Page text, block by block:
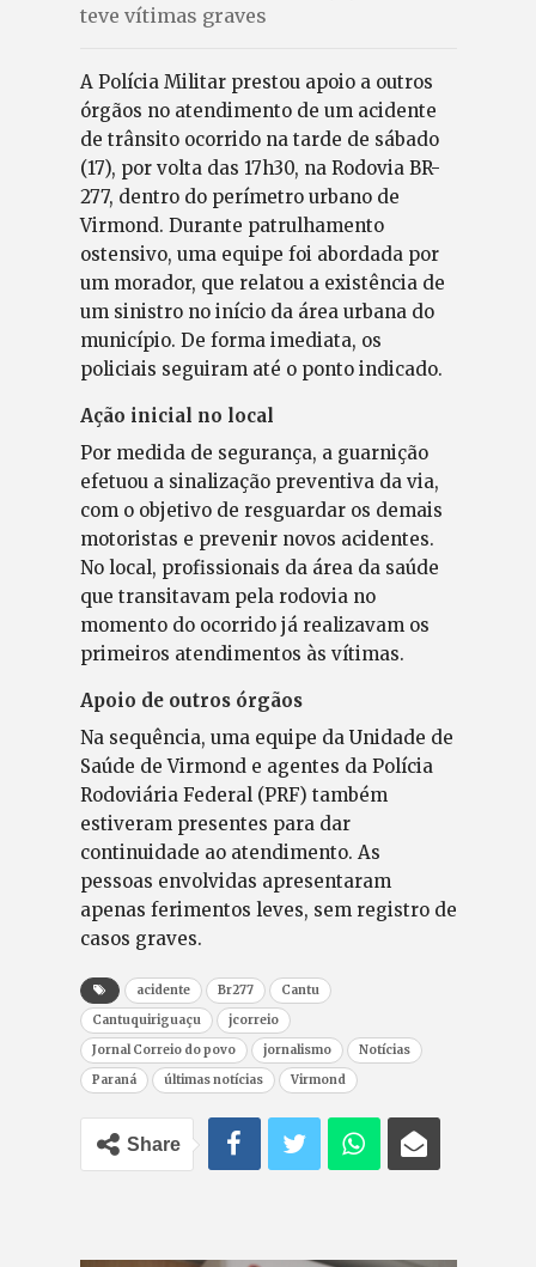
teve vítimas graves
A Polícia Militar prestou apoio a outros
órgãos no atendimento de um acidente
de trânsito ocorrido na tarde de sábado
(17), por volta das 17h30, na Rodovia BR-
277, dentro do perímetro urbano de
Virmond. Durante patrulhamento
ostensivo, uma equipe foi abordada por
um morador, que relatou a existência de
um sinistro no início da área urbana do
município. De forma imediata, os
policiais seguiram até o ponto indicado.
Ação inicial no local
Por medida de segurança, a guarnição
efetuou a sinalização preventiva da via,
com o objetivo de resguardar os demais
motoristas e prevenir novos acidentes.
No local, profissionais da área da saúde
que transitavam pela rodovia no
momento do ocorrido já realizavam os
primeiros atendimentos às vítimas.
Apoio de outros órgãos
Na sequência, uma equipe da Unidade de
Saúde de Virmond e agentes da Polícia
Rodoviária Federal (PRF) também
estiveram presentes para dar
continuidade ao atendimento. As
pessoas envolvidas apresentaram
apenas ferimentos leves, sem registro de
casos graves.
acidente Br277
Cantu
Cantuquiriguaçu
jcorreio
Jornal Correio do povo
jornalismo
Notícias
Paraná
últimas notícias Virmond
Share